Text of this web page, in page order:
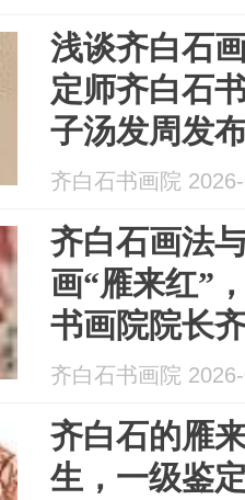
浅谈齐白石
定师齐白石
子汤发周发
齐白石书画院
齐白石画法
画“雁来红”
书画院院长
布
齐白石书画院
齐白石的雁
生，一级鉴